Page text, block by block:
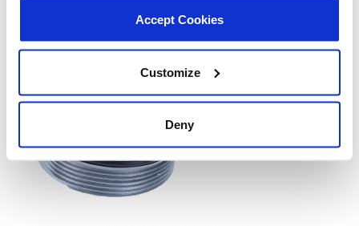
Accept Cookies
Customize
Deny